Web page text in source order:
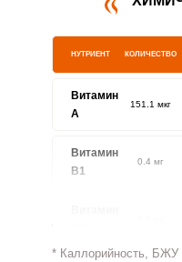
НУТРИЕНТ КОЛИЧЕСТВО
Витамин
A
151.1 мкг
Витамин
В1
0.4 мг
* Каллорийность, БЖУ